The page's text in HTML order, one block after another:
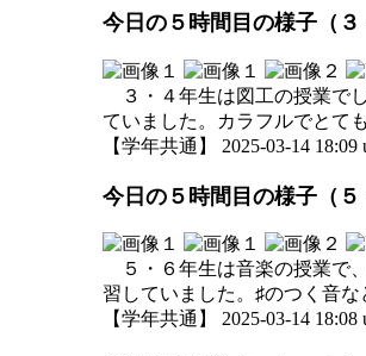
今日の５時間目の様子（３
３・４年生は図工の授業で
ていました。カラフルでとて
【学年共通】 2025-03-14 18:09
今日の５時間目の様子（５
５・６年生は音楽の授業で
習していました。♯のつく音
【学年共通】 2025-03-14 18:08